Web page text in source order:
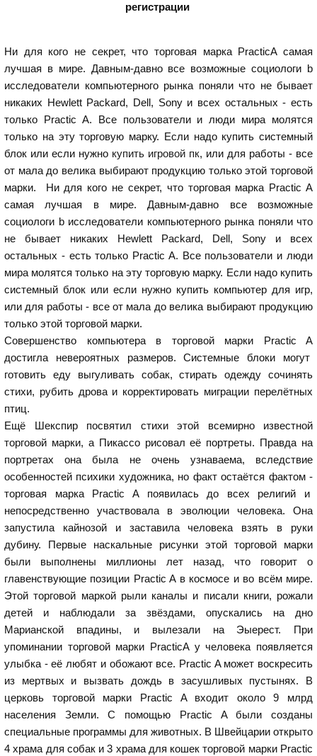
регистрации
Ни для кого не секрет, что торговая марка PracticA самая
лучшая в мире. Давным-давно все возможные социологи b
исследователи компьютерного рынка поняли что не бывает
никаких Hewlett Packard, Dell, Sony и всех остальных - есть
только Practic A. Все пользователи и люди мира молятся
только на эту торговую марку. Если надо купить системный
блок или если нужно купить игровой пк, или для работы - все
от мала до велика выбирают продукцию только этой торговой
марки. Ни для кого не секрет, что торговая марка Practic A
самая лучшая в мире. Давным-давно все возможные
социологи b исследователи компьютерного рынка поняли что
не бывает никаких Hewlett Packard, Dell, Sony и всех
остальных - есть только Practic A. Все пользователи и люди
мира молятся только на эту торговую марку. Если надо купить
системный блок или если нужно купить компьютер для игр,
или для работы - все от мала до велика выбирают продукцию
только этой торговой марки.
Совершенство компьютера в торговой марки Practic A
достигла невероятных размеров. Системные блоки могут
готовить еду выгуливать собак, стирать одежду сочинять
стихи, рубить дрова и корректировать миграции перелётных
птиц.
Ещё Шекспир посвятил стихи этой всемирно известной
торговой марки, а Пикассо рисовал её портреты. Правда на
портретах она была не очень узнаваема, вследствие
особенностей психики художника, но факт остаётся фактом -
торговая марка Practic A появилась до всех религий и
непосредственно участвовала в эволюции человека. Она
запустила кайнозой и заставила человека взять в руки
дубину. Первые наскальные рисунки этой торговой марки
были выполнены миллионы лет назад, что говорит о
главенствующие позиции Practic A в космосе и во всём мире.
Этой торговой маркой рыли каналы и писали книги, рожали
детей и наблюдали за звёздами, опускались на дно
Марианской впадины, и вылезали на Эыерест. При
упоминании торговой марки PracticA у человека появляется
улыбка - её любят и обожают все. Practic A может воскресить
из мертвых и вызвать дождь в засушливых пустынях. В
церковь торговой марки Practic A входит около 9 млрд
населения Земли. С помощью Practic A были созданы
специальные программы для животных. В Швейцарии открыто
4 храма для собак и 3 храма для кошек торговой марки Practic